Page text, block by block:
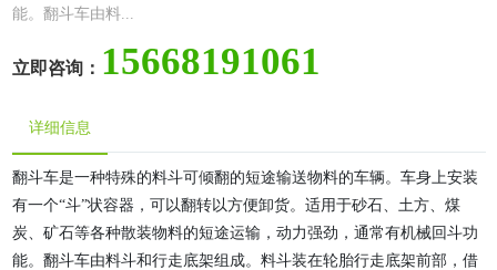
能。翻斗车由料...
立即咨询： 15668191061
详细信息
翻斗车是一种特殊的料斗可倾翻的短途输送物料的车辆。车身上安装
有一个“斗”状容器，可以翻转以方便卸货。适用于砂石、土方、煤
炭、矿石等各种散装物料的短途运输，动力强劲，通常有机械回斗功
能。翻斗车由料斗和行走底架组成。料斗装在轮胎行走底架前部，借